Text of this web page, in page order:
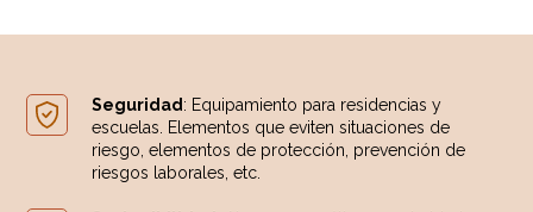
Seguridad : Equipamiento para residencias y
escuelas. Elementos que eviten situaciones de
riesgo, elementos de protección, prevención de
riesgos laborales, etc.